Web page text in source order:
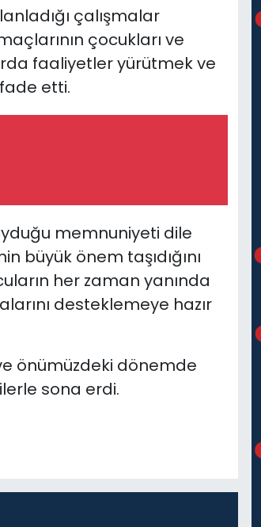
çalışmalar
çocukları ve
faaliyetler yürütmek ve
etti.
memnuniyeti dile
büyük önem taşıdığını
her zaman yanında
desteklemeye hazır
önümüzdeki dönemde
sona erdi.